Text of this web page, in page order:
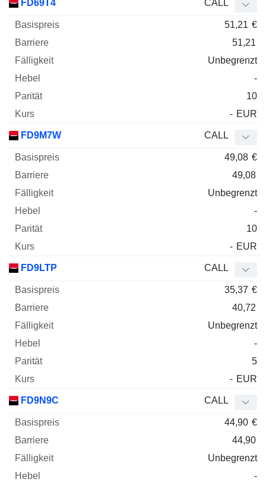
FD69T4 CALL
51,21 €
51,21
Unbegrenzt
-
10
- EUR
FD9M7W CALL
49,08 €
49,08
Unbegrenzt
-
10
- EUR
FD9LTP CALL
35,37 €
40,72
Unbegrenzt
-
5
- EUR
FD9N9C CALL
44,90 €
44,90
Unbegrenzt
-